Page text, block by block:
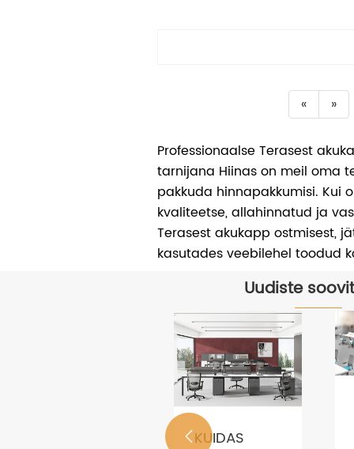
« »
Professionaalse Terasest
tarnijana Hiinas on meil oma
pakkuda hinnapakkumisi. Kui
kvaliteetse, allahinnatud ja
Terasest akukapp ostmisest,
kasutades veebilehel toodud
Uudiste
KUIDAS
